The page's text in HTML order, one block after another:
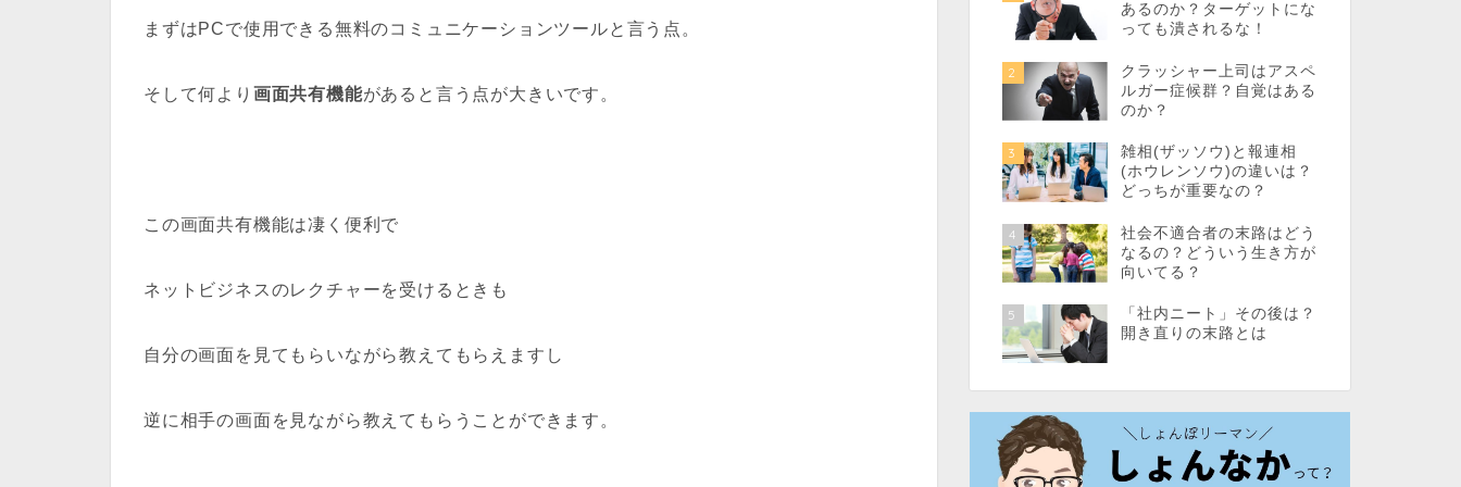
まずはPCで使用できる無料のコミュニケーションツールと言う点。
そして何より 画面共有機能があると言う点が大きいです。
この画面共有機能は凄く便利で
ネットビジネスのレクチャーを受けるときも
自分の画面を見てもらいながら教えてもらえますし
逆に相手の画面を見ながら教えてもらうことができます。
あるのか？ターゲットにな
っても潰されるな！
2
クラッシャー上司はアスペ
ルガー症候群？自覚はある
のか？
3
雑相(ザッソウ)と報連相
(ホウレンソウ)の違いは？
どっちが重要なの？
4
社会不適合者の末路はどう
なるの？どういう生き方が
向いてる？
5
「社内ニート」その後は？
開き直りの末路とは